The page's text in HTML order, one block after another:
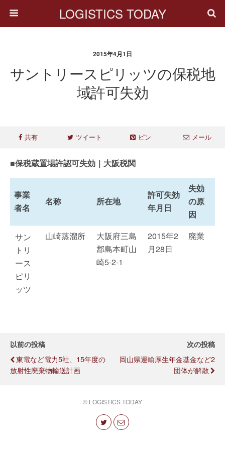
LOGISTICS TODAY
2015年4月1日
サントリースピリッツの保税地
域許可失効
共有 ツイート ピン メール
■保税蔵置場許認可失効｜大阪税関
事業
者名
名称 所在地
許可失効
年月日
失効
の原
因
サン
トリ
ース
ピリ
ッツ
山崎蒸溜所
大阪府三島
郡島本町山
崎5-2-1
2015年2
月28日
廃業
以前の投稿
東電など電力5社、15年度の
放射性廃棄物輸送計画
次の投稿
岡山県運輸厚生年金基金など2
団体が解散
© LOGISTICS TODAY